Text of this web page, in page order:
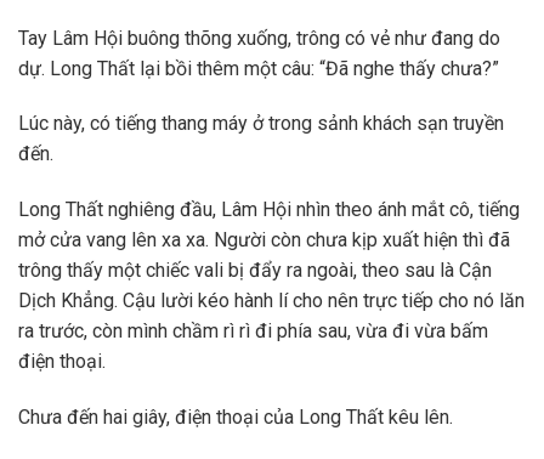
Tay Lâm Hội buông thõng xuống, trông có vẻ như đang do
dự. Long Thất lại bồi thêm một câu: “Đã nghe thấy chưa?”
Lúc này, có tiếng thang máy ở trong sảnh khách sạn truyền
đến.
Long Thất nghiêng đầu, Lâm Hội nhìn theo ánh mắt cô, tiếng
mở cửa vang lên xa xa. Người còn chưa kịp xuất hiện thì đã
trông thấy một chiếc vali bị đẩy ra ngoài, theo sau là Cận
Dịch Khẳng. Cậu lười kéo hành lí cho nên trực tiếp cho nó lăn
ra trước, còn mình chầm rì rì đi phía sau, vừa đi vừa bấm
điện thoại.
Chưa đến hai giây, điện thoại của Long Thất kêu lên.